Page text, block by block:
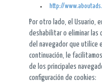
http://
Por otro lado, el Usuario,
deshabilitar o eliminar las
del navegador que utilice
continuación, le
de los principales
configuración de cookies: